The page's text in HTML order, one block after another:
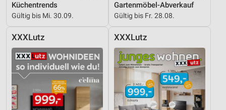
Küchentrends
Gültig bis Mi. 30.09.
Gartenmöbel-Abverkauf
Gültig bis Fr. 28.08.
XXXLutz XXXLutz
IAB-Besonderheiten:
Informationen identifizieren
Nicht-IAB-Verarbeitungszwecke:
Notwendig
Performance